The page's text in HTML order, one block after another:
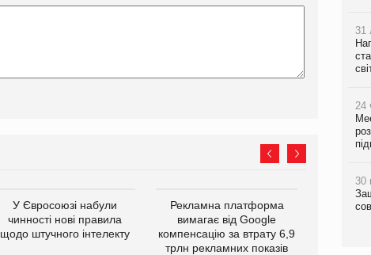
У Євросоюзі набули
чинності нові правила
щодо штучного інтелекту
Рекламна платформа
вимагає від Google
компенсацію за втрату 6,9
трлн рекламних показів
31
24
30